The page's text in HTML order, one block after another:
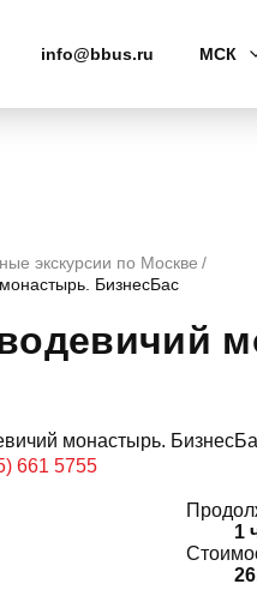
info@bbus.ru МСК
экскурсии по Москве
БизнесБас
661 5755
1